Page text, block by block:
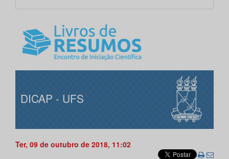
DICAP - UFS
Ter, 09 de outubro de 2018, 11:02